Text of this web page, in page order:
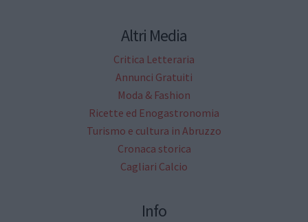
Altri Media
Critica Letteraria
Annunci Gratuiti
Moda & Fashion
Ricette ed Enogastronomia
Turismo e cultura in Abruzzo
Cronaca storica
Cagliari Calcio
Info